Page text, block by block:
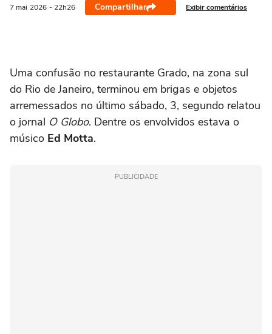
7 mai 2026 - 22h26 Compartilhar Exibir comentários
Uma confusão no restaurante Grado, na zona sul
do Rio de Janeiro, terminou em brigas e objetos
arremessados no último sábado, 3, segundo relatou
o jornal O Globo. Dentre os envolvidos estava o
músico Ed Motta.
PUBLICIDADE